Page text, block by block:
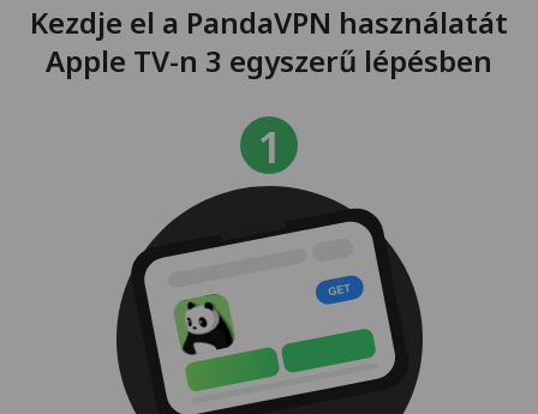
Kezdje el a PandaVPN használatát
Apple TV-n 3 egyszerű lépésben